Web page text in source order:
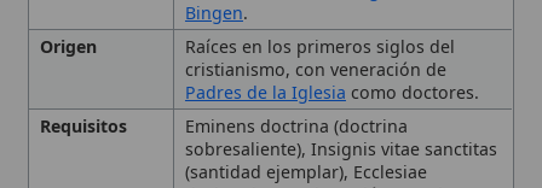
Requisitos para ser
Declarado Doctor de la